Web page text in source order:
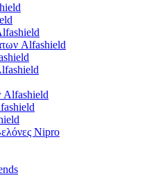
Alfashield
Alfashield
Nipro